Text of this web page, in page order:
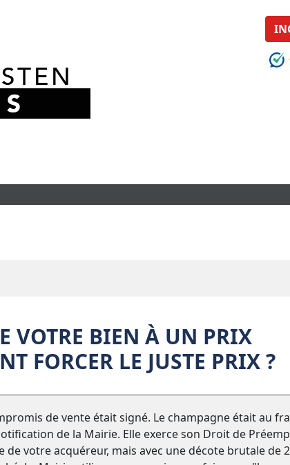
VOTRE BIEN À UN PRIX
FORCER LE JUSTE PRIX ?
de vente était signé. Le champagne était au
de la Mairie. Elle exerce son Droit de
de votre acquéreur, mais avec une décote brutale de